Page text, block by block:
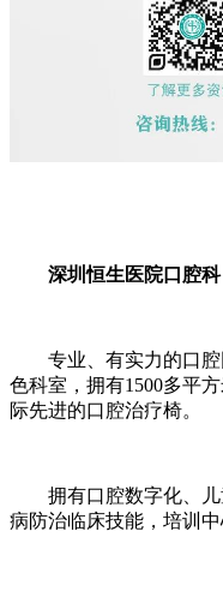
深圳恒生医院口腔科
专业、有实力的口腔
色科室，拥有1500多平
际先进的口腔治疗椅。
拥有口腔数字化、儿
病防治临床技能，培训中